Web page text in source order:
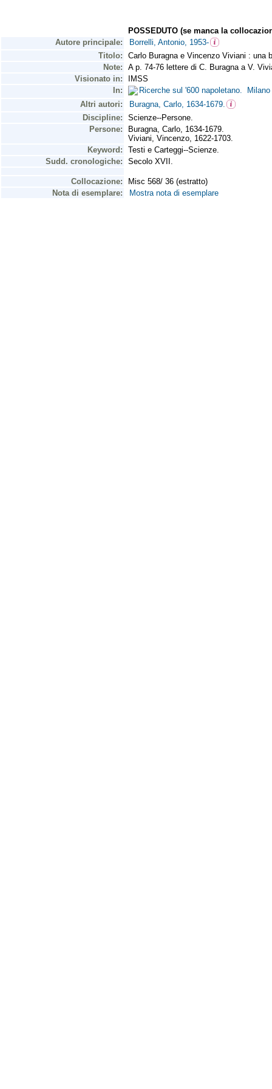
POSSEDUTO (se manca la
Autore principale:
Borrelli, Antonio, 1953-
Titolo:
Carlo Buragna e Vincenzo Viviani : una
Note:
A p. 74-76 lettere di C. Buragna a V.
Visionato in:
IMSS
In:
Ricerche sul '600 napoletano.
Altri autori:
Buragna, Carlo, 1634-1679.
Discipline:
Scienze--Persone.
Persone:
Buragna, Carlo, 1634-1679.
Viviani, Vincenzo, 1622-1703.
Keyword:
Testi e Carteggi--Scienze.
Sudd. cronologiche:
Secolo XVII.
Collocazione:
Misc 568/ 36 (estratto)
Nota di esemplare:
Mostra nota di esemplare